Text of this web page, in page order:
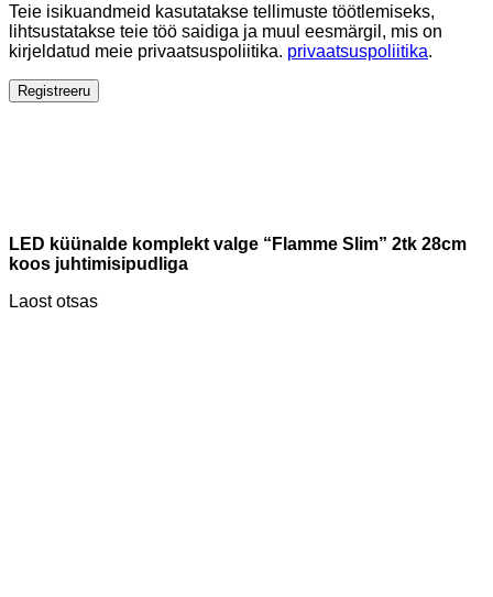
Teie isikuandmeid kasutatakse tellimuste töötlemiseks,
lihtsustatakse teie töö saidiga ja muul eesmärgil, mis on
kirjeldatud meie privaatsuspoliitika. privaatsuspoliitika.
Registreeru
LED küünalde komplekt valge “Flamme Slim” 2tk 28cm
koos juhtimisipudliga
Laost otsas